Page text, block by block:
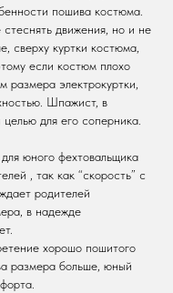
пошива костюма.
движения, но и не
сверху куртки костюма,
если костюм плохо
размера электрокуртки,
Шпажист, в
для его соперника.
юного фехтовальщика
, так как “скорость” с
родителей
в надежде
хорошо пошитого
размера больше, юный